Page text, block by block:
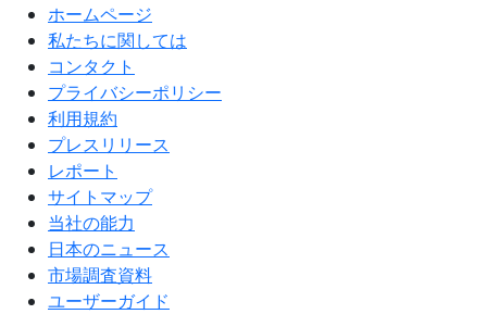
ホームページ
私たちに関しては
コンタクト
プライバシーポリシー
利用規約
プレスリリース
レポート
サイトマップ
当社の能力
日本のニュース
市場調査資料
ユーザーガイド